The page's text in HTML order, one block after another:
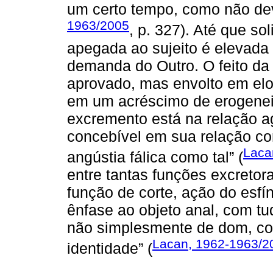
um certo tempo, como não
1963/2005, p. 327). Até que
apegada ao sujeito é
demanda do Outro. O feito
aprovado, mas envolto em
em um acréscimo de
excremento está na relação
concebível em sua relação
angústia fálica como tal” (
entre tantas funções
função de corte, ação do
ênfase ao objeto anal, com
não simplesmente de dom,
identidade” (Lacan, 1962-1963/